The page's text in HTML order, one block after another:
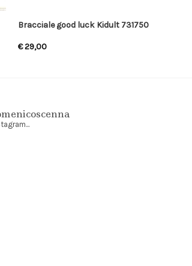
Bracciale good luck Kidult 731750
€29,00